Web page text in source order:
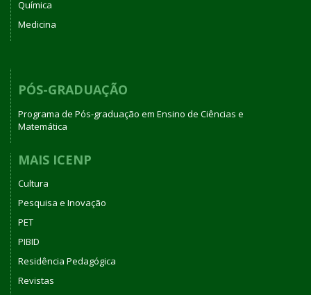
Química
Medicina
PÓS-GRADUAÇÃO
Programa de Pós-graduação em Ensino de Ciências e
Matemática
MAIS ICENP
Cultura
Pesquisa e Inovação
PET
PIBID
Residência Pedagógica
Revistas